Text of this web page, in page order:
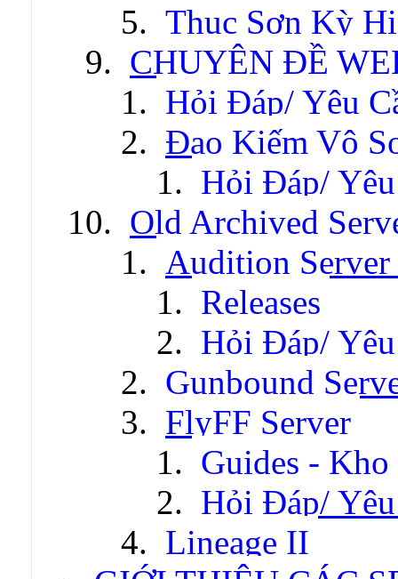
Thục Sơn Kỳ
CHUYÊN ĐỀ
Hỏi Đáp/ Yêu
Đao Kiếm Vô
Hỏi Đáp/
Old Archived
Audition Server
Releases
Hỏi Đáp/
Gunbound
FlyFF Server
Guides -
Hỏi Đáp/
Lineage II